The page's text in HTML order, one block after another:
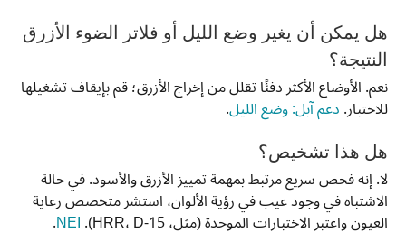
هل يمكن أن يغير وضع الليل أو فلاتر الضوء الأزرق
النتيجة؟
نعم. الأوضاع الأكثر دفئًا تقلل من إخراج الأزرق؛ قم بإيقاف تشغيلها
للاختبار.دعم آبل: وضع الليل.
هل هذا تشخيص؟
لا. إنه فحص سريع مرتبط بمهمة تمييز الأزرق والأسود. في حالة
الاشتباه في وجود عيب في رؤية الألوان، استشر متخصص رعاية
العيون واعتبر الاختبارات الموحدة (مثل، HRR، D-15). NEI
.